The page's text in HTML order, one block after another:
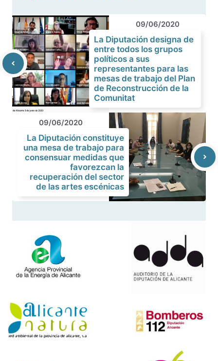
09/06/2020
La Diputación designa de
entre todos los grupos
políticos a sus
representantes para las
mesas de trabajo del Plan
de Reconstrucción de la
Comunitat
09/06/2020
La Diputación constituye
una mesa de trabajo para
consensuar medidas que
favorezcan la
recuperación del sector
de las artes escénicas